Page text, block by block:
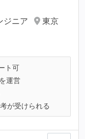
ジニア
東京
ト可
運営
が受けられる